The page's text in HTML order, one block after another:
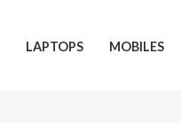
LAPTOPS MOBILES